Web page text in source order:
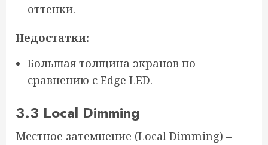
оттенки.
Недостатки:
Большая толщина экранов по
сравнению с Edge LED.
3.3 Local Dimming
Местное затемнение (Local Dimming) –